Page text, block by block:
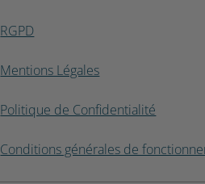
RGPD
Mentions Légales
Politique de Confidentialité
Conditions générales de